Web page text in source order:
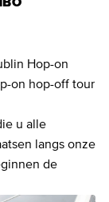
Hop-on
on hop-off tour
u alle
langs onze
de